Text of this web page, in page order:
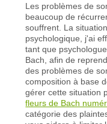
Les problèmes de
beaucoup de
souffrent. La
psychologique, j'ai
tant que
Bach, afin de
des problèmes de
composition à base
gérer cette situation
fleurs de Bach
catégorie des